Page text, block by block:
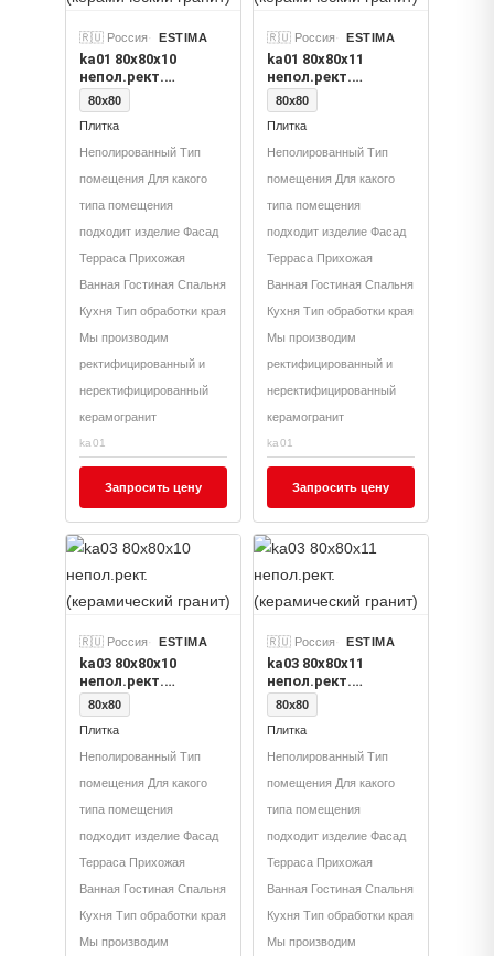
🇷🇺 Россия ESTIMA
ka01 80x80x10
непол.рект.
(керамический
гранит)
80x80
Плитка
Неполированный Тип
помещения Для какого
типа помещения
подходит изделие Фасад
Терраса Прихожая
Ванная Гостиная Спальня
Кухня Тип обработки края
Мы производим
ректифицированный и
неректифицированный
керамогранит
ka01
Запросить цену
🇷🇺 Россия ESTIMA
ka01 80x80x11
непол.рект.
(керамический
гранит)
80x80
Плитка
Неполированный Тип
помещения Для какого
типа помещения
подходит изделие Фасад
Терраса Прихожая
Ванная Гостиная Спальня
Кухня Тип обработки края
Мы производим
ректифицированный и
неректифицированный
керамогранит
ka01
Запросить цену
🇷🇺 Россия ESTIMA
ka03 80x80x10
непол.рект.
(керамический
гранит)
80x80
Плитка
Неполированный Тип
помещения Для какого
типа помещения
подходит изделие Фасад
Терраса Прихожая
Ванная Гостиная Спальня
Кухня Тип обработки края
Мы производим
🇷🇺 Россия ESTIMA
ka03 80x80x11
непол.рект.
(керамический
гранит)
80x80
Плитка
Неполированный Тип
помещения Для какого
типа помещения
подходит изделие Фасад
Терраса Прихожая
Ванная Гостиная Спальня
Кухня Тип обработки края
Мы производим